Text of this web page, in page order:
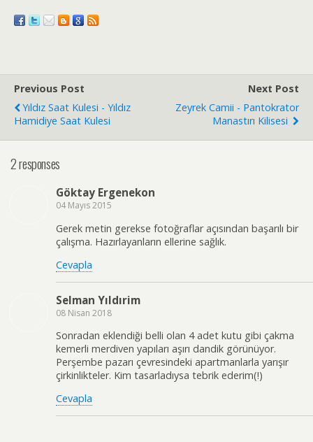
Previous Post
Yıldız Saat Kulesi - Yıldız
Hamidiye Saat Kulesi
Next Post
Zeyrek Camii - Pantokrator
Manastırı Kilisesi
2 responses
Göktay Ergenekon
04 Mayıs 2015
Gerek metin gerekse fotoğraflar açısından başarılı bir
çalışma. Hazırlayanların ellerine sağlık.
Cevapla
Selman Yıldırim
08 Nisan 2018
Sonradan eklendiği belli olan 4 adet kutu gibi çakma
kemerli merdiven yapıları aşırı dandik görünüyor.
Perşembe pazarı çevresindeki apartmanlarla yarışır
çirkinlikteler. Kim tasarladıysa tebrik ederim(!)
Cevapla